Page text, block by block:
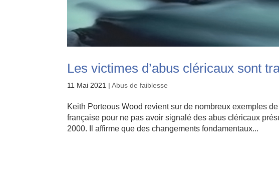
Les victimes d’abus cléricaux sont
11 Mai 2021 |Abus de faiblesse
Keith Porteous Wood revient sur de nombreux exemples
française pour ne pas avoir signalé des abus cléricaux
2000. Il affirme que des changements fondamentaux...